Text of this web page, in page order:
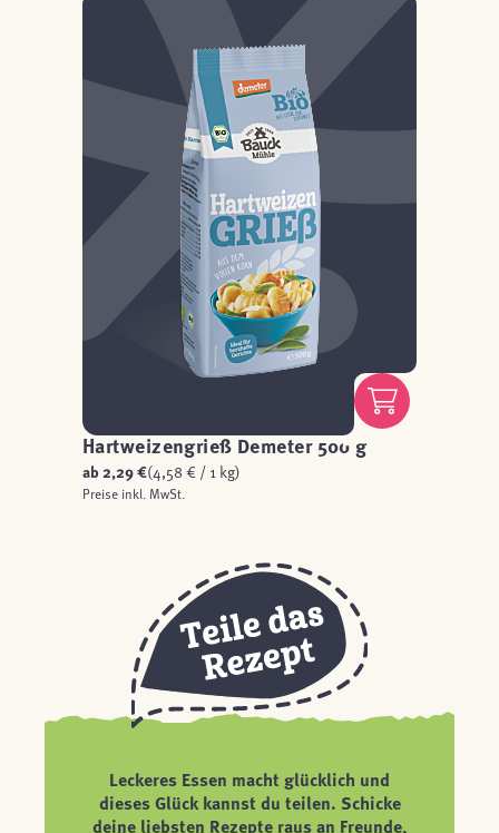
Hartweizengrieß Demeter 500 g
ab 2,29 €(4,58 € / 1 kg)
Preise inkl. MwSt.
Leckeres Essen macht glücklich und
dieses Glück kannst du teilen. Schicke
deine liebsten Rezepte raus an Freunde,